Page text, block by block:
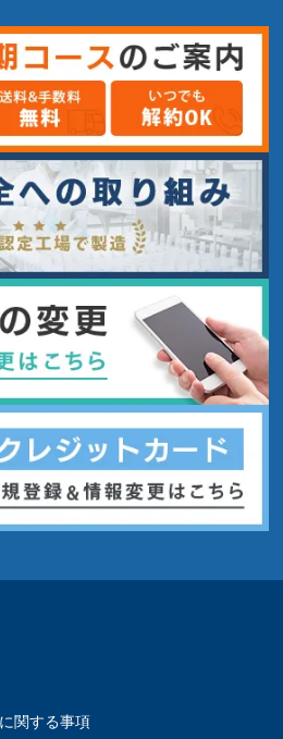
関する事項